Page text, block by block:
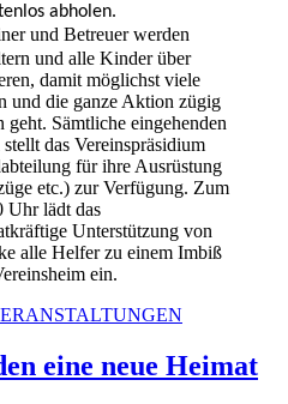
abholen.
und Betreuer werden
und alle Kinder über
damit möglichst viele
und die ganze Aktion zügig
geht. Sämtliche eingehenden
das Vereinspräsidium
für ihre Ausrüstung
etc.) zur Verfügung. Zum
Uhr lädt das
Unterstützung von
alle Helfer zu einem Imbiß
ein.
eine neue Heimat